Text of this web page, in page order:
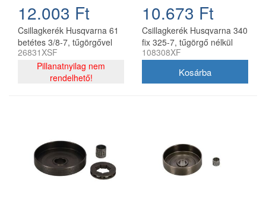
12.003 Ft
Csillagkerék Husqvarna 61
betétes 3/8-7, tűgörgővel
oregon utángyártott
26831XSF
Pillanatnyilag nem
rendelhető!
10.673 Ft
Csillagkerék Husqvarna 340
fix 325-7, tűgörgő nélkül
oregon utángyártott
108308XF